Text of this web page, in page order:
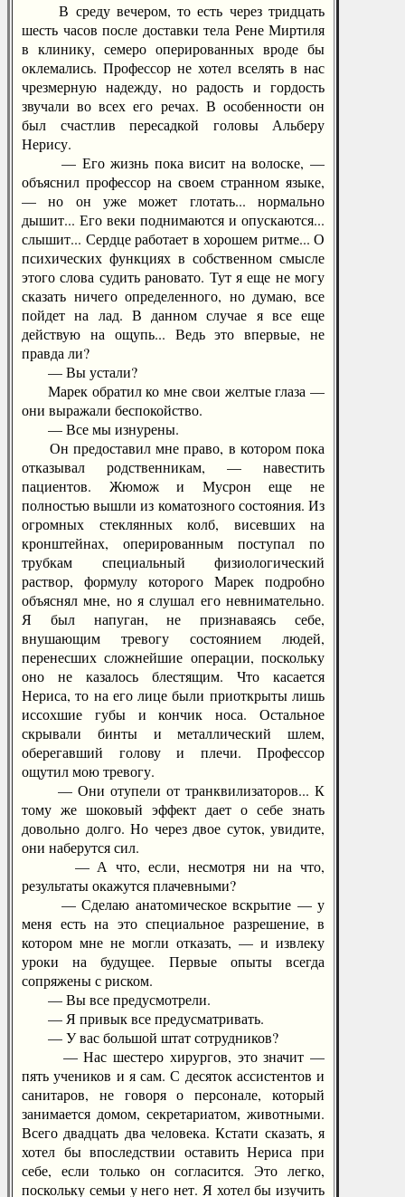
В среду вечером, то есть через тридцать
шесть часов после доставки тела Рене Миртиля
в клинику, семеро оперированных вроде бы
оклемались. Профессор не хотел вселять в нас
чрезмерную надежду, но радость и гордость
звучали во всех его речах. В особенности он
был счастлив пересадкой головы Альберу
Нерису.
— Его жизнь пока висит на волоске, —
объяснил профессор на своем странном языке,
— но он уже может глотать... нормально
дышит... Его веки поднимаются и опускаются...
слышит... Сердце работает в хорошем ритме... О
психических функциях в собственном смысле
этого слова судить рановато. Тут я еще не могу
сказать ничего определенного, но думаю, все
пойдет на лад. В данном случае я все еще
действую на ощупь... Ведь это впервые, не
правда ли?
— Вы устали?
Марек обратил ко мне свои желтые глаза —
они выражали беспокойство.
— Все мы изнурены.
Он предоставил мне право, в котором пока
отказывал родственникам, — навестить
пациентов. Жюмож и Мусрон еще не
полностью вышли из коматозного состояния. Из
огромных стеклянных колб, висевших на
кронштейнах, оперированным поступал по
трубкам специальный физиологический
раствор, формулу которого Марек подробно
объяснял мне, но я слушал его невнимательно.
Я был напуган, не признаваясь себе,
внушающим тревогу состоянием людей,
перенесших сложнейшие операции, поскольку
оно не казалось блестящим. Что касается
Нериса, то на его лице были приоткрыты лишь
иссохшие губы и кончик носа. Остальное
скрывали бинты и металлический шлем,
оберегавший голову и плечи. Профессор
ощутил мою тревогу.
— Они отупели от транквилизаторов... К
тому же шоковый эффект дает о себе знать
довольно долго. Но через двое суток, увидите,
они наберутся сил.
— А что, если, несмотря ни на что,
результаты окажутся плачевными?
— Сделаю анатомическое вскрытие — у
меня есть на это специальное разрешение, в
котором мне не могли отказать, — и извлеку
уроки на будущее. Первые опыты всегда
сопряжены с риском.
— Вы все предусмотрели.
— Я привык все предусматривать.
— У вас большой штат сотрудников?
— Нас шестеро хирургов, это значит —
пять учеников и я сам. С десяток ассистентов и
санитаров, не говоря о персонале, который
занимается домом, секретариатом, животными.
Всего двадцать два человека. Кстати сказать, я
хотел бы впоследствии оставить Нериса при
себе, если только он согласится. Это легко,
поскольку семьи у него нет. Я хотел бы изучить